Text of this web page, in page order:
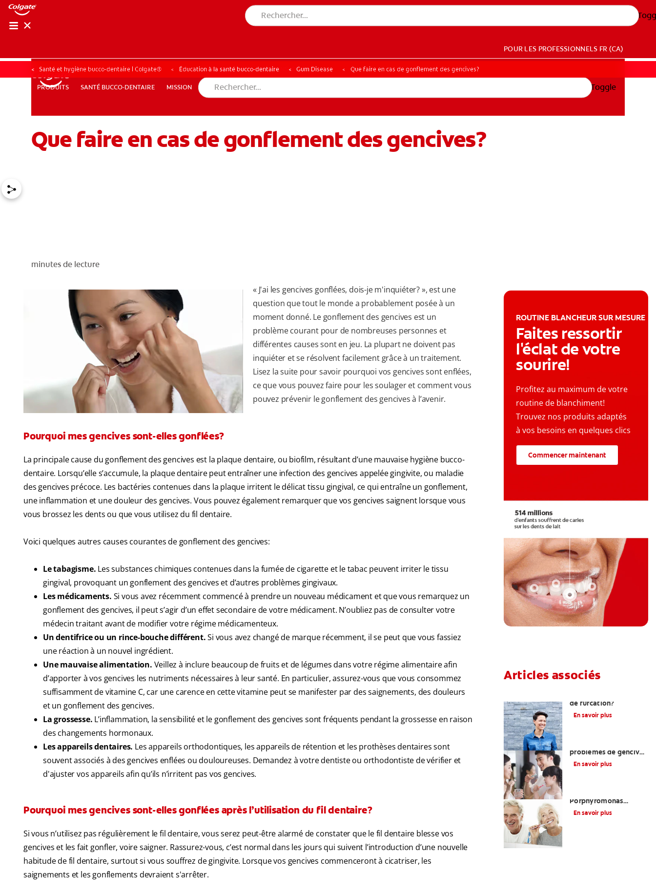
PRODUITS SANTÉ BUCCO-DENTAIRE MISSION
POUR LES PROFESSIONNELS FR (CA)
POUR LES PROFESSIONNELS FR (CA)
PRODUITS SANTÉ BUCCO-DENTAIRE MISSION
RECHERCHE DES SOLUTIONS IDÉALES
Toggle
Santé et hygiène bucco-dentaire | Colgate® Éducation à la santé bucco-dentaire Gum Disease Que faire en cas de gonflement des gencives?
Que faire en cas de gonflement des gencives?
minutes de lecture
« J'ai les gencives gonflées, dois-je m'inquiéter? », est une
question que tout le monde a probablement posée à un
moment donné. Le gonflement des gencives est un
problème courant pour de nombreuses personnes et
différentes causes sont en jeu. La plupart ne doivent pas
inquiéter et se résolvent facilement grâce à un traitement.
Lisez la suite pour savoir pourquoi vos gencives sont enflées,
ce que vous pouvez faire pour les soulager et comment vous
pouvez prévenir le gonflement des gencives à l’avenir.
Pourquoi mes gencives sont-elles gonflées?
La principale cause du gonflement des gencives est la plaque dentaire, ou biofilm, résultant d’une mauvaise hygiène bucco-
dentaire. Lorsqu’elle s’accumule, la plaque dentaire peut entraîner une infection des gencives appelée gingivite, ou maladie
des gencives précoce. Les bactéries contenues dans la plaque irritent le délicat tissu gingival, ce qui entraîne un gonflement,
une inflammation et une douleur des gencives. Vous pouvez également remarquer que vos gencives saignent lorsque vous
vous brossez les dents ou que vous utilisez du fil dentaire.
Voici quelques autres causes courantes de gonflement des gencives:
Le tabagisme. Les substances chimiques contenues dans la fumée de cigarette et le tabac peuvent irriter le tissu
gingival, provoquant un gonflement des gencives et d’autres problèmes gingivaux.
Les médicaments. Si vous avez récemment commencé à prendre un nouveau médicament et que vous remarquez un
gonflement des gencives, il peut s’agir d’un effet secondaire de votre médicament. N’oubliez pas de consulter votre
médecin traitant avant de modifier votre régime médicamenteux.
Un dentifrice ou un rince-bouche différent.Si vous avez changé de marque récemment, il se peut que vous fassiez
une réaction à un nouvel ingrédient.
Une mauvaise alimentation. Veillez à inclure beaucoup de fruits et de légumes dans votre régime alimentaire afin
d’apporter à vos gencives les nutriments nécessaires à leur santé. En particulier, assurez-vous que vous consommez
suffisamment de vitamine C, car une carence en cette vitamine peut se manifester par des saignements, des douleurs
et un gonflement des gencives.
La grossesse. L’inflammation, la sensibilité et le gonflement des gencives sont fréquents pendant la grossesse en raison
des changements hormonaux.
Les appareils dentaires. Les appareils orthodontiques, les appareils de rétention et les prothèses dentaires sont
souvent associés à des gencives enflées ou douloureuses. Demandez à votre dentiste ou orthodontiste de vérifier et
d'ajuster vos appareils afin qu’ils n’irritent pas vos gencives.
Pourquoi mes gencives sont-elles gonflées après l’utilisation du fil dentaire?
Si vous n’utilisez pas régulièrement le fil dentaire, vous serez peut-être alarmé de constater que le fil dentaire blesse vos
gencives et les fait gonfler, voire saigner. Rassurez-vous, c’est normal dans les jours qui suivent l’introduction d’une nouvelle
habitude de fil dentaire, surtout si vous souffrez de gingivite. Lorsque vos gencives commenceront à cicatriser, les
saignements et les gonflements devraient s'arrêter.
ROUTINE BLANCHEUR SUR MESURE
Faites ressortir
l'éclat de votre
sourire!
Profitez au maximum de votre
routine de blanchiment!
Trouvez nos produits adaptés
à vos besoins en quelques clics
Commencer maintenant
Articles associés
de furcation?
En savoir plus
problèmes de gencives
liés au diabète
En savoir plus
Porphyromonas
Gingivalis et la maladie
des gencives
En savoir plus